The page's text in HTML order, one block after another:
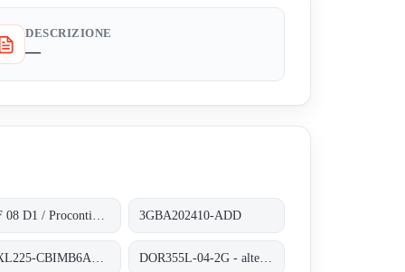
DESCRIZIONE
—
3GBA202410-ADD